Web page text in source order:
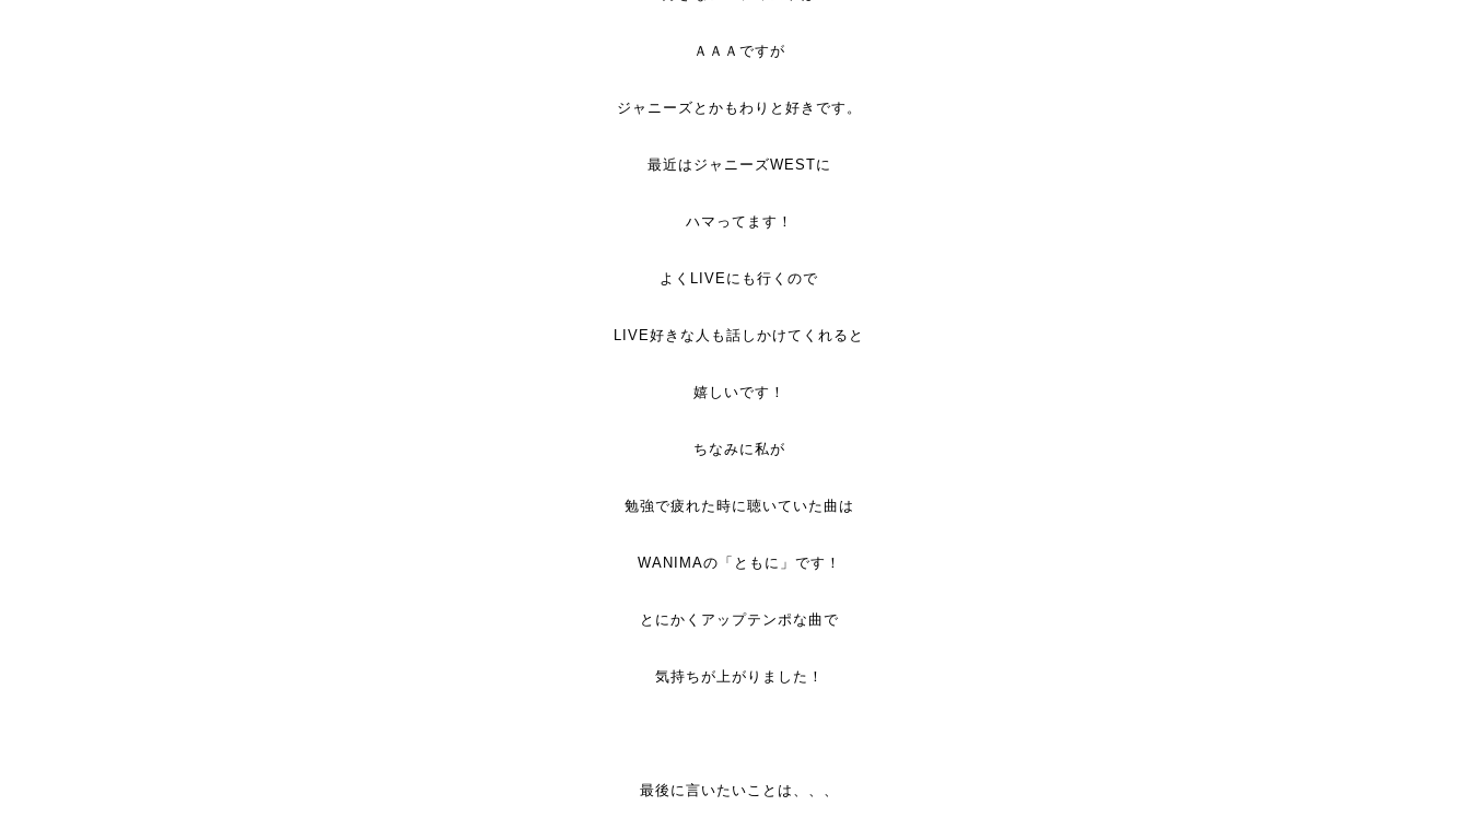
ＡＡＡですが
ジャニーズとかもわりと好きです。
最近はジャニーズWESTに
ハマってます！
よくLIVEにも行くので
LIVE好きな人も話しかけてくれると
嬉しいです！
ちなみに私が
勉強で疲れた時に聴いていた曲は
WANIMAの「ともに」です！
とにかくアップテンポな曲で
気持ちが上がりました！
最後に言いたいことは、、、